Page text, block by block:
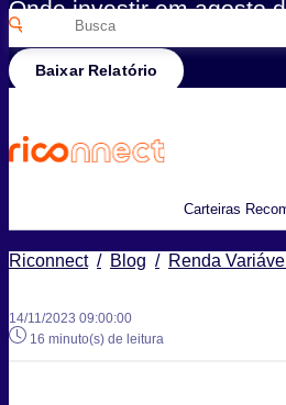
Pesquisar
por:
Onde investir em agosto
Rico
Baixar Relatório
Carteiras
Riconnect / Blog / Renda
14/11/2023 09:00:00
16 minuto(s) de leitura